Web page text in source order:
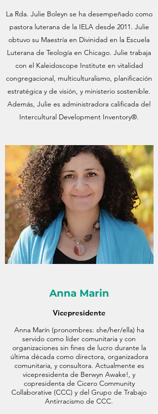
La Rda. Julie Boleyn se ha desempeñado como
pastora luterana de la IELA desde 2011. Julie
obtuvo su Maestría en Divinidad en la Escuela
Luterana de Teología en Chicago. Julie trabaja
con el Kaleidoscope Institute en vitalidad
congregacional, multiculturalismo, planificación
estratégica y de visión, y ministerio sostenible.
Además, Julie es administradora calificada del
Intercultural Development Inventory®.
Anna Marin
Vicepresidente
Anna Marín (pronombres: she/her/ella) ha
servido como líder comunitaria y con
organizaciones sin fines de lucro durante la
última década como directora, organizadora
comunitaria, y consultora. Actualmente es
vicepresidenta de Berwyn Awake!, y
copresidenta de Cicero Community
Collaborative (CCC) y del Grupo de Trabajo
Antirracismo de CCC.